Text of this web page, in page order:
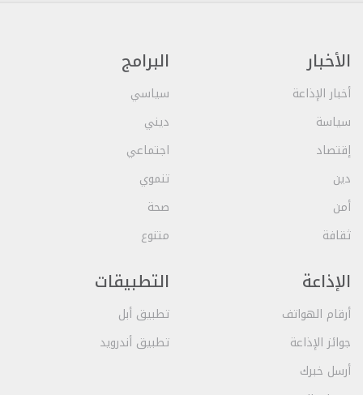
الأخبار
أخبار الإذاعة
سياسة
إقتصاد
دين
أمن
ثقافة
البرامج
سياسي
ديني
اجتماعي
تنموي
صحة
متنوع
الإذاعة
أرقام الهواتف
جوائز الإذاعة
أرسل خبرك
التطبيقات
تطبيق أبل
تطبيق أندرويد